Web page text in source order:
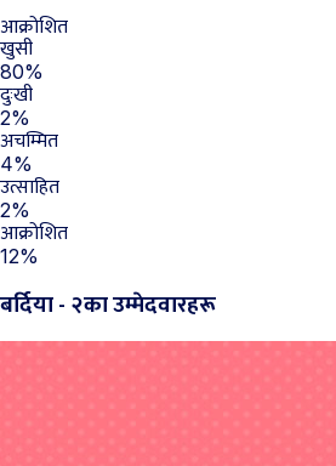
आक्रोशित
खुसी
80%
दुःखी
2%
अचम्मित
4%
उत्साहित
2%
आक्रोशित
12%
बर्दिया - २का उम्मेदवारहरू